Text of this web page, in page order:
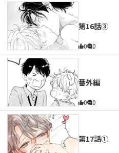
第16話③
0 0
番外編
0 0
第17話①